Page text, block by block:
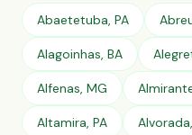
Abaetetuba, PA
Alagoinhas, BA
Alfenas, MG
Altamira, PA